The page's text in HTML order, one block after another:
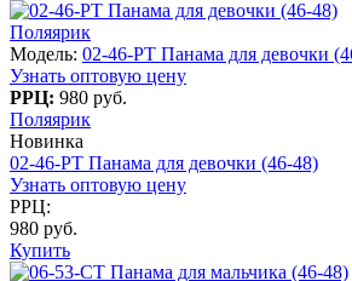
Поляярик
Модель: 02-46-PT Панама для девочки
Узнать оптовую цену
РРЦ: 980 руб.
Поляярик
Новинка
02-46-PT Панама для девочки (46-48)
Узнать оптовую цену
РРЦ:
980 руб.
Купить